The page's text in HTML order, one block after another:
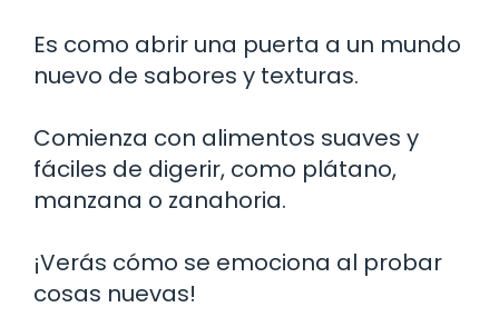
Es como abrir una puerta a un mundo
nuevo de sabores y texturas.
Comienza con alimentos suaves y
fáciles de digerir, como plátano,
manzana o zanahoria.
¡Verás cómo se emociona al probar
cosas nuevas!